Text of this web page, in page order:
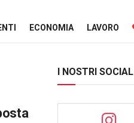
ECONOMIA LAVORO
I NOSTRI SOCIAL